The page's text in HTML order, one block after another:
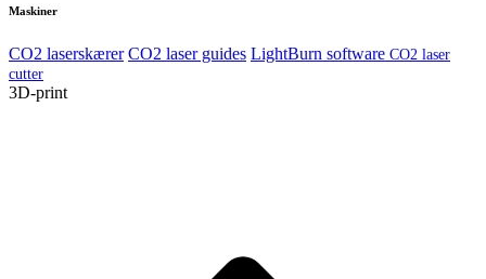
Maskiner
CO2 laserskærer CO2 laser guides LightBurn software CO2 laser
cutter
3D-print